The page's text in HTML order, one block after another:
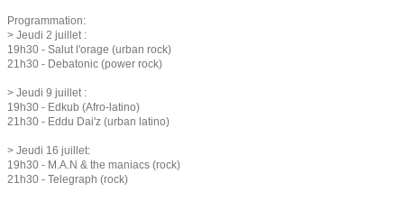
Programmation:
> Jeudi 2 juillet :
19h30 - Salut l'orage (urban rock)
21h30 - Debatonic (power rock)
> Jeudi 9 juillet :
19h30 - Edkub (Afro-latino)
21h30 - Eddu Dai'z (urban latino)
> Jeudi 16 juillet:
19h30 - M.A.N & the maniacs (rock)
21h30 - Telegraph (rock)